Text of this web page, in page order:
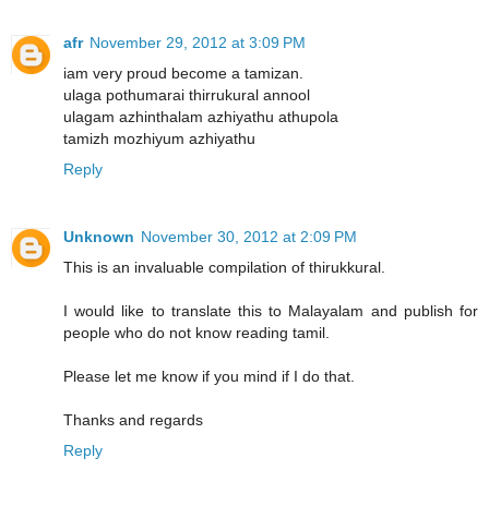
afr November 29, 2012 at 3:09 PM
iam very proud become a tamizan.
ulaga pothumarai thirrukural annool
ulagam azhinthalam azhiyathu athupola
tamizh mozhiyum azhiyathu
Reply
Unknown November 30, 2012 at 2:09 PM
This is an invaluable compilation of thirukkural.
I would like to translate this to Malayalam and publish for
people who do not know reading tamil.
Please let me know if you mind if I do that.
Thanks and regards
Reply